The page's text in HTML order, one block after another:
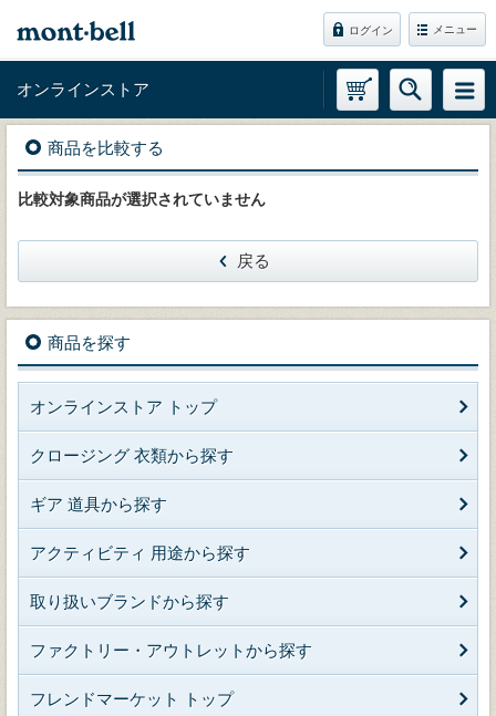
ログイン メニュー
オンラインストア
商品を比較する
比較対象商品が選択されていません
戻る
商品を探す
オンラインストア トップ
クロージング 衣類から探す
ギア 道具から探す
アクティビティ 用途から探す
取り扱いブランドから探す
ファクトリー・アウトレットから探す
フレンドマーケット トップ